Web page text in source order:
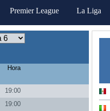
Premier League La Liga
Hora
19:00
19:00